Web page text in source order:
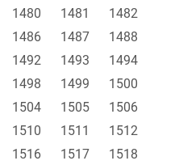
1480 1481
1482
1486 1487
1488
1492 1493
1494
1498 1499
1500
1504 1505
1506
1510 1511
1512
1516 1517
1518